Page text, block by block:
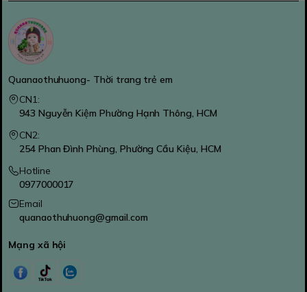
Quanaothuhuong- Thời trang trẻ em
CN1:
943 Nguyễn Kiệm Phường Hạnh Thông, HCM
CN2:
254 Phan Đình Phùng, Phường Cầu Kiệu, HCM
Hotline
0977000017
Email
quanaothuhuong@gmail.com
Mạng xã hội